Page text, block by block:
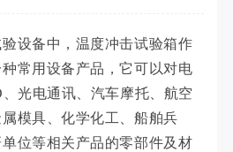
备中，温度冲击试验箱作
常用设备产品，它可以对电
光电通讯、汽车摩托、航空
模具、化学化工、船舶兵
位等相关产品的零部件及材